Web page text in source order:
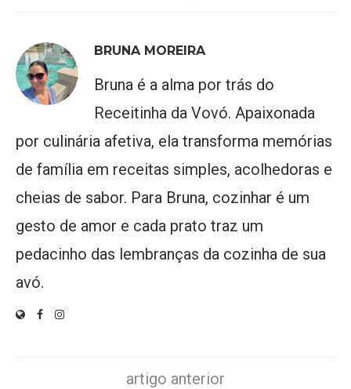
BRUNA MOREIRA
Bruna é a alma por trás do
Receitinha da Vovó. Apaixonada
por culinária afetiva, ela transforma memórias
de família em receitas simples, acolhedoras e
cheias de sabor. Para Bruna, cozinhar é um
gesto de amor e cada prato traz um
pedacinho das lembranças da cozinha de sua
avó.
artigo anterior